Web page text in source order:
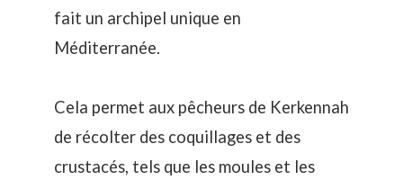
fait un archipel unique en
Méditerranée.
Cela permet aux pêcheurs de Kerkennah
de récolter des coquillages et des
crustacés, tels que les moules et les